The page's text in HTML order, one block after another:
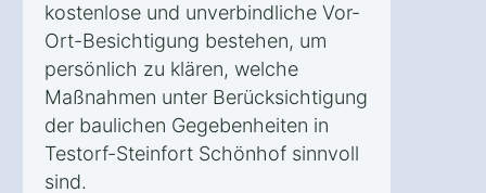
kostenlose und unverbindliche Vor-
Ort-Besichtigung bestehen, um
persönlich zu klären, welche
Maßnahmen unter Berücksichtigung
der baulichen Gegebenheiten in
Testorf-Steinfort Schönhof sinnvoll
sind.